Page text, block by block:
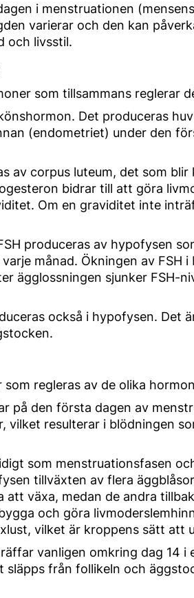
i menstruationen
varierar och den kan
och livsstil.
som tillsammans reglerar
Det produceras
(endometriet) under den
av corpus luteum, det som
bidrar till att göra
Om en graviditet inte
produceras av hypofysen
månad. Ökningen av FSH
ägglossningen sjunker FSH-
också i hypofysen. Det
regleras av de olika
på den första dagen av
vilket resulterar i blödningen
som menstruationsfasen
tillväxten av flera
växa, medan de andra
och göra
vilket är kroppens sätt att
vanligen omkring dag 14
från follikeln och